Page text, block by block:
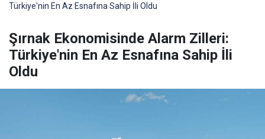
Türkiye'nin En Az Esnafına Sahip İli Oldu
Şırnak Ekonomisinde Alarm Zilleri:
Türkiye'nin En Az Esnafına Sahip İli
Oldu